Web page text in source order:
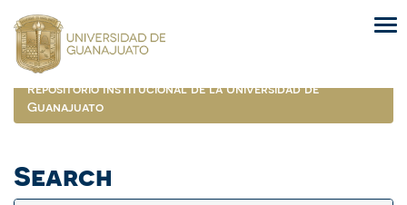
navigation
Repositorio Institucional de la Universidad de
Guanajuato
Search